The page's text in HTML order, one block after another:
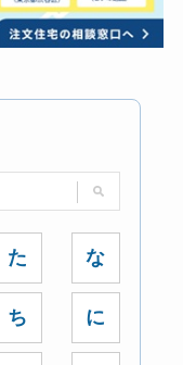
た
ち
な
に